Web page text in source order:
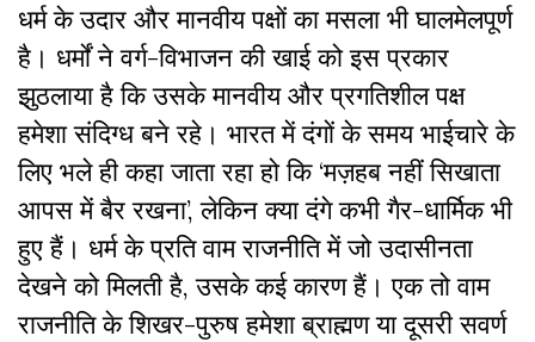
धर्म के उदार और मानवीय पक्षों का मसला भी घालमेलपूर्ण
है। धर्मों ने वर्ग-विभाजन की खाई को इस प्रकार
झुठलाया है कि उसके मानवीय और प्रगतिशील पक्ष
हमेशा संदिग्ध बने रहे। भारत में दंगों के समय भाईचारे के
लिए भले ही कहा जाता रहा हो कि ‘मज़हब नहीं सिखाता
आपस में बैर रखना’, लेकिन क्या दंगे कभी गैर-धार्मिक भी
हुए हैं। धर्म के प्रति वाम राजनीति में जो उदासीनता
देखने को मिलती है, उसके कई कारण हैं। एक तो वाम
राजनीति के शिखर-पुरुष हमेशा ब्राह्मण या दूसरी सवर्ण